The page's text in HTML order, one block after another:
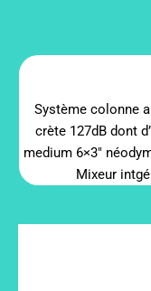
Système colonne
crète 127dB dont
medium 6×3″
Mixeur